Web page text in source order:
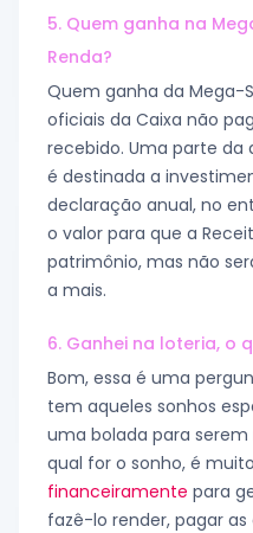
5. Quem ganha na
Renda?
Quem ganha da Mega-
oficiais da Caixa não
recebido. Uma parte da
é destinada a
declaração anual, no
o valor para que a
patrimônio, mas não
a mais.
6. Ganhei na loteria, o
Bom, essa é uma
tem aqueles sonhos
uma bolada para serem
qual for o sonho, é
financeiramente para
fazê-lo render, pagar